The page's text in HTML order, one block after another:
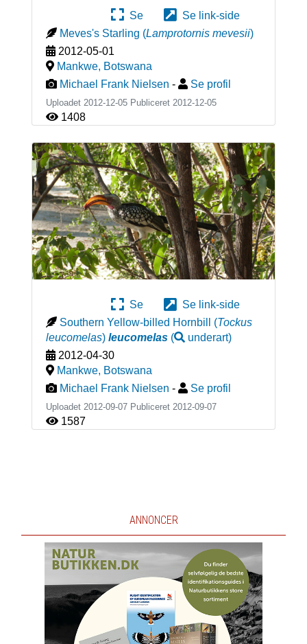
Se
Se link-side
Meves's Starling (Lamprotornis mevesii)
2012-05-01
Mankwe, Botswana
Michael Frank Nielsen - Se profil
Uploadet 2012-12-05 Publiceret 2012-12-05
1408
Se
Se link-side
Southern Yellow-billed Hornbill
(Tockus
leucomelas) leucomelas( underart)
2012-04-30
Mankwe, Botswana
Michael Frank Nielsen - Se profil
Uploadet 2012-09-07 Publiceret 2012-09-07
1587
ANNONCER